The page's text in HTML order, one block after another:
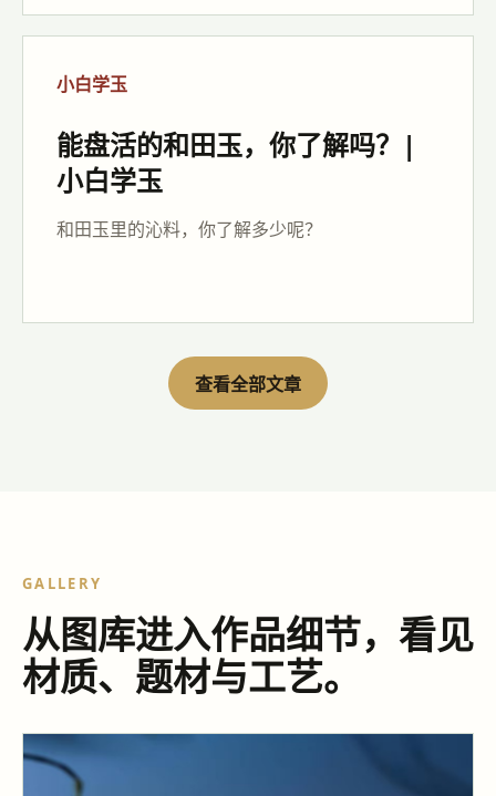
小白学玉
能盘活的和田玉，你了解吗？|
小白学玉
和田玉里的沁料，你了解多少呢？
查看全部文章
GALLERY
从图库进入作品细节，看见
材质、题材与工艺。